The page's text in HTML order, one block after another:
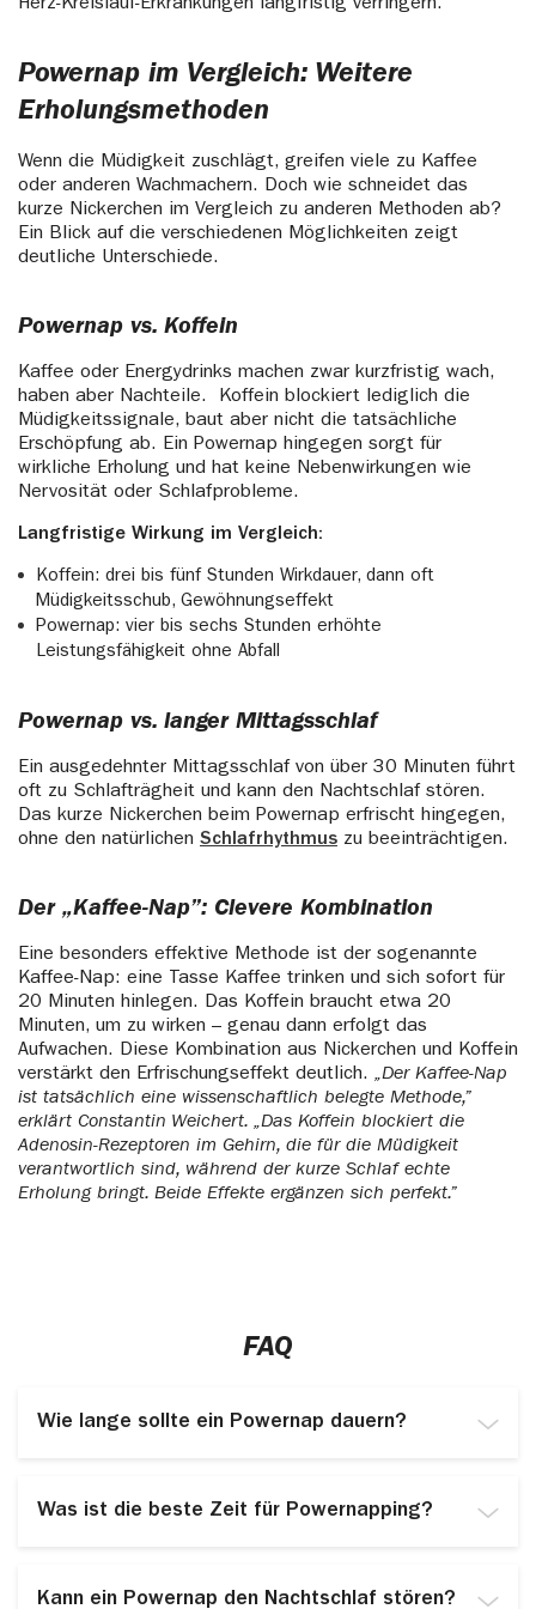
Herz-Kreislauf-Erkrankungen langfristig verringern.
Powernap im Vergleich: Weitere
Erholungsmethoden
Wenn die Müdigkeit zuschlägt, greifen viele zu Kaffee
oder anderen Wachmachern. Doch wie schneidet das
kurze Nickerchen im Vergleich zu anderen Methoden ab?
Ein Blick auf die verschiedenen Möglichkeiten zeigt
deutliche Unterschiede.
Powernap vs. Koffein
Kaffee oder Energydrinks machen zwar kurzfristig wach,
haben aber Nachteile. Koffein blockiert lediglich die
Müdigkeitssignale, baut aber nicht die tatsächliche
Erschöpfung ab. Ein Powernap hingegen sorgt für
wirkliche Erholung und hat keine Nebenwirkungen wie
Nervosität oder Schlafprobleme.
Langfristige Wirkung im Vergleich:
Koffein: drei bis fünf Stunden Wirkdauer, dann oft
Müdigkeitsschub, Gewöhnungseffekt
Powernap: vier bis sechs Stunden erhöhte
Leistungsfähigkeit ohne Abfall
Powernap vs. langer Mittagsschlaf
Ein ausgedehnter Mittagsschlaf von über 30 Minuten führt
oft zu Schlafträgheit und kann den Nachtschlaf stören.
Das kurze Nickerchen beim Powernap erfrischt hingegen,
ohne den natürlichen Schlafrhythmus zu beeinträchtigen.
Der „Kaffee-Nap”: Clevere Kombination
Eine besonders effektive Methode ist der sogenannte
Kaffee-Nap: eine Tasse Kaffee trinken und sich sofort für
20 Minuten hinlegen. Das Koffein braucht etwa 20
Minuten, um zu wirken – genau dann erfolgt das
Aufwachen. Diese Kombination aus Nickerchen und Koffein
verstärkt den Erfrischungseffekt deutlich. „Der Kaffee-Nap
ist tatsächlich eine wissenschaftlich belegte Methode,”
erklärt Constantin Weichert. „Das Koffein blockiert die
Adenosin-Rezeptoren im Gehirn, die für die Müdigkeit
verantwortlich sind, während der kurze Schlaf echte
Erholung bringt. Beide Effekte ergänzen sich perfekt.”
FAQ
Wie lange sollte ein Powernap dauern?
nicht dauern, da Sie sonst in die Tiefschlafphase
Start.
Was ist die beste Zeit für Powernapping?
Kann ein Powernap den Nachtschlaf stören?